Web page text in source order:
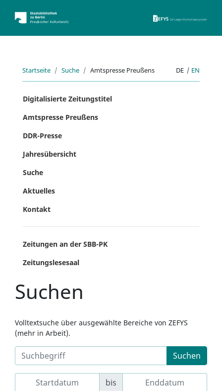
Startseite Suche Amtspresse Preußens DE | EN
Digitalisierte Zeitungstitel
Amtspresse Preußens
DDR-Presse
Jahresübersicht
Suche
Aktuelles
Kontakt
Zeitungen an der SBB-PK
Zeitungslesesaal
Suchen
Volltextsuche über ausgewählte Bereiche von ZEFYS
(mehr in Arbeit).
Suchen
bis